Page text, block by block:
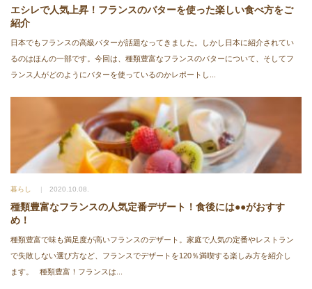
エシレで人気上昇！フランスのバターを使った楽しい食べ方をご
紹介
日本でもフランスの高級バターが話題なってきました。しかし日本に紹介されてい
るのはほんの一部です。今回は、種類豊富なフランスのバターについて、そしてフ
ランス人がどのようにバターを使っているのかレポートし...
暮らし 2020.10.08.
種類豊富なフランスの人気定番デザート！食後には●●がおすす
め！
種類豊富で味も満足度が高いフランスのデザート。家庭で人気の定番やレストラン
で失敗しない選び方など、フランスでデザートを120％満喫する楽しみ方を紹介し
ます。 種類豊富！フランスは...